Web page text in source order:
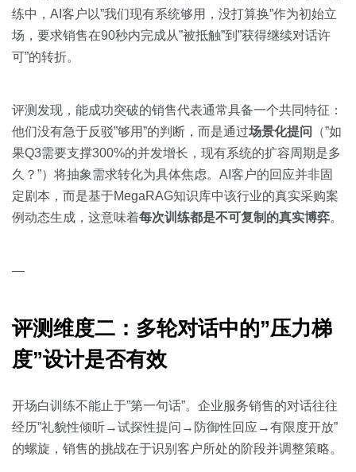
练中，AI客户以”我们现有系统够用，没打算换”作为初始立
场，要求销售在90秒内完成从”被抵触”到”获得继续对话许
可”的转折。
评测发现，能成功突破的销售代表通常具备一个共同特征：
他们没有急于反驳”够用”的判断，而是通过场景化提问
（”如
果Q3需要支撑300%的并发增长，现有系统的扩容周期是多
久？”）将抽象需求转化为具体焦虑。AI客户的回应并非固
定剧本，而是基于MegaRAG知识库中该行业的真实采购案
例动态生成，这意味着每次训练都是不可复制的真实博弈。
—
评测维度二：多轮对话中的”压力梯
度”设计是否有效
开场白训练不能止于”第一句话”。企业服务销售的对话往往
经历”礼貌性倾听→试探性提问→防御性回应→有限度开放”
的螺旋，销售的挑战在于识别客户所处的阶段并调整策略。